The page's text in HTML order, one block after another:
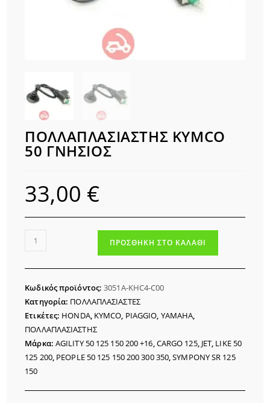
ΠΟΛΛΑΠΛΑΣΙΑΣΤΗΣ KYMCO
50 ΓΝΗΣΙΟΣ
33,00 €
ΠΟΛΛΑΠΛΑΣΙΑΣΤΗΣ
50
ΓΝΗΣΙΟΣ
ποσότητα
ΠΡΟΣΘΉΚΗ ΣΤΟ ΚΑΛΆΘΙ
Κωδικός προϊόντος:3051A-KHC4-C00
Κατηγορία: ΠΟΛΛΑΠΛΑΣΙΑΣΤΕΣ
Ετικέτες: HONDA, KYMCO, PIAGGIO, YAMAHA,
ΠΟΛΛΑΠΛΑΣΙΑΣΤΗΣ
Μάρκα: AGILITY 50 125 150 200 +16,CARGO 125, JET, LIKE 50
125 200, PEOPLE 50 125 150 200 300 350,SYMPONY SR 125
150